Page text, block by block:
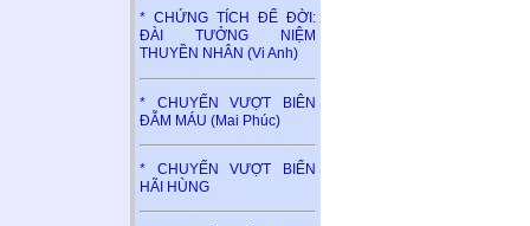
* CHỨNG TÍCH ĐỂ ĐỜI:
ĐÀI TƯỞNG NIỆM
THUYỀN NHÂN (Vi Anh)
* CHUYẾN VƯỢT BIÊN
ĐẪM MÁU (Mai Phúc)
* CHUYẾN VƯỢT BIỂN
HÃI HÙNG